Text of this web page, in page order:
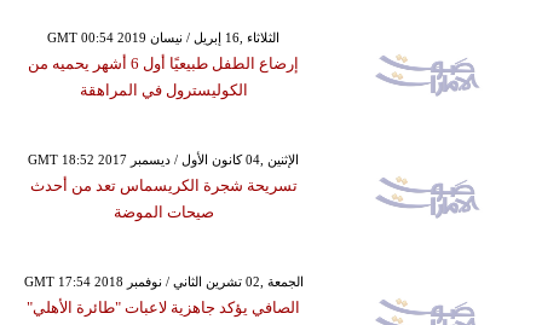
GMT 00:54 2019 الثلاثاء ,16 إبريل / نيسان
إرضاع الطفل طبيعيًا أول 6 أشهر يحميه من
الكوليسترول في المراهقة
GMT 18:52 2017 الإثنين ,04 كانون الأول / ديسمبر
تسريحة شجرة الكريسماس تعد من أحدث
صيحات الموضة
GMT 17:54 2018 الجمعة ,02 تشرين الثاني / نوفمبر
الصافي يؤكد جاهزية لاعبات "طائرة الأهلي"